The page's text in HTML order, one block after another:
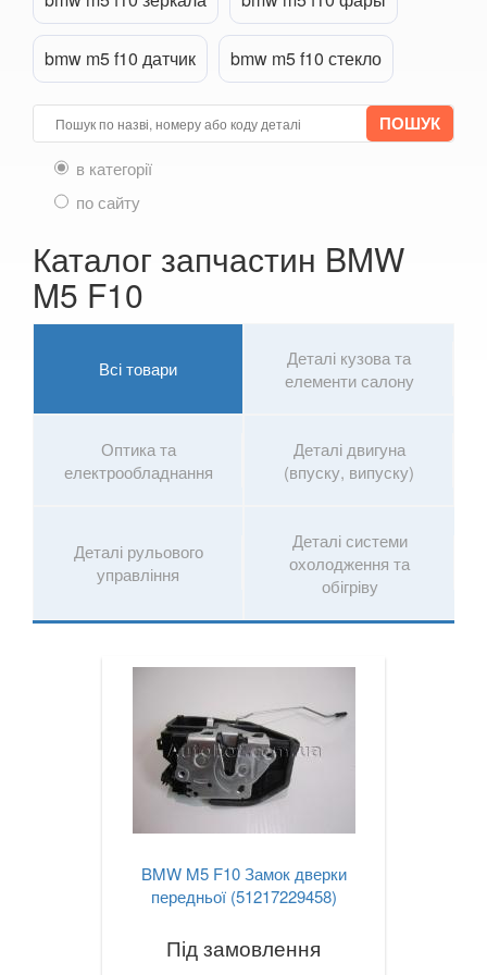
6 Series E63
6 Series E64
M6 E63/E64
6 Series F12
6 Series F13
6 Series F06
M6 F12/F13/F06
7 Series E65/E66/E67/E68
8 Series G14/G15/G16
bmw m5 f10 датчик bmw m5 f10 стекло
в категорії
по сайту
Каталог запчастин BMW
M5 F10
Всі товари
Деталі кузова та
елементи салону
Оптика та
електрообладнання
Деталі двигуна
(впуску, випуску)
Деталі рульового
управління
Деталі системи
охолодження та
обігріву
BMW M5 F10 Замок дверки
передньої (51217229458)
Під замовлення